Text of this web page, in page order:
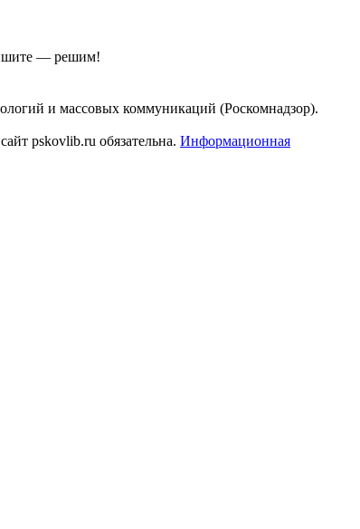
— решим!
и массовых коммуникаций (Роскомнадзор).
pskovlib.ru обязательна. Информационная